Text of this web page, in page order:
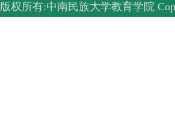
版权所有:中南民族大学教育学院